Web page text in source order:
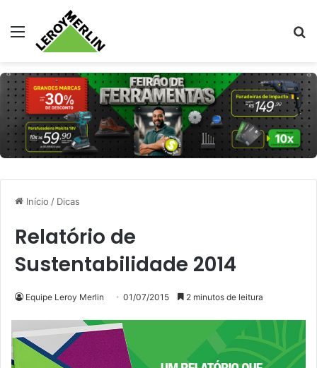
Menu
Início / Dicas
Relatório de
Sustentabilidade 2014
Equipe Leroy Merlin 01/07/2015 2 minutos de leitura